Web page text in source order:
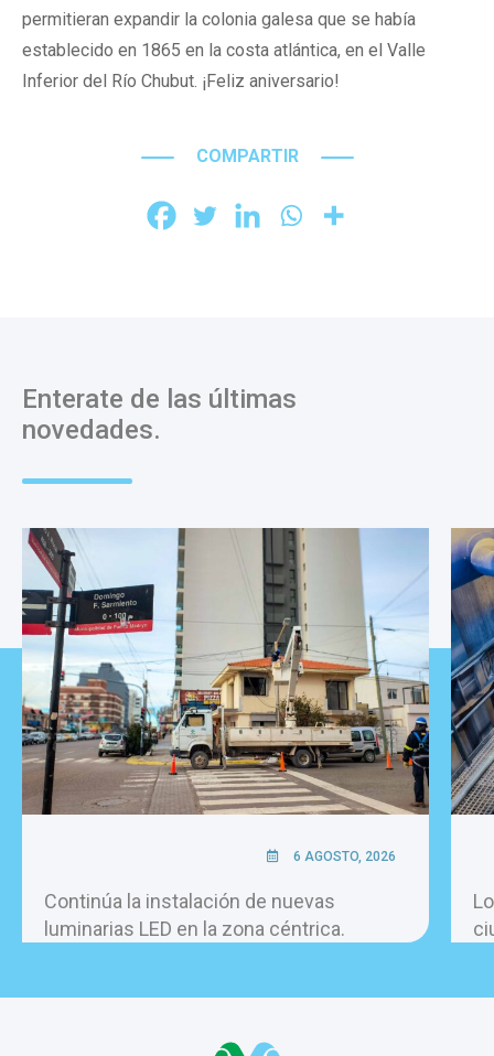
permitieran expandir la colonia galesa que se había
establecido en 1865 en la costa atlántica, en el Valle
Inferior del Río Chubut. ¡Feliz aniversario!
COMPARTIR
Enterate de las últimas
novedades.
6 AGOSTO, 2026
Continúa la instalación de nuevas
luminarias LED en la zona céntrica.